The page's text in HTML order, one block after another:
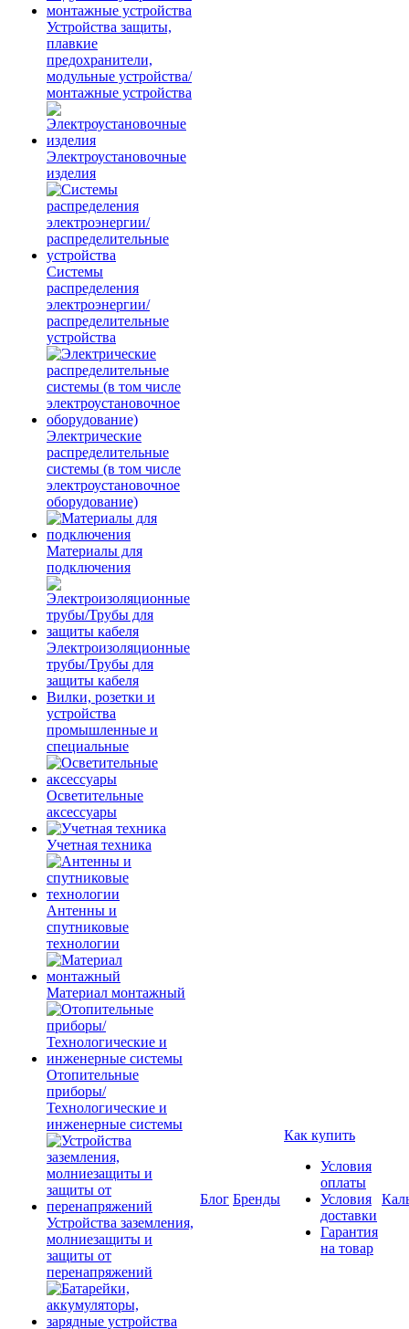
Устройства защиты,
плавкие
предохранители,
модульные устройства/
монтажные устройства
Электроустановочные
изделия
Системы
распределения
электроэнергии/
распределительные
устройства
Электрические
распределительные
системы (в том числе
электроустановочное
оборудование)
Материалы для
подключения
Электроизоляционные
трубы/Трубы для
защиты кабеля
Вилки, розетки и
устройства
промышленные и
специальные
Осветительные
аксессуары
Учетная техника
Антенны и
спутниковые
технологии
Материал монтажный
Отопительные
приборы/
Технологические и
инженерные системы
Устройства заземления,
молниезащиты и
защиты от
перенапряжений
Блог Бренды
Как купить
Условия
оплаты
Условия
доставки
Гарантия
на товар